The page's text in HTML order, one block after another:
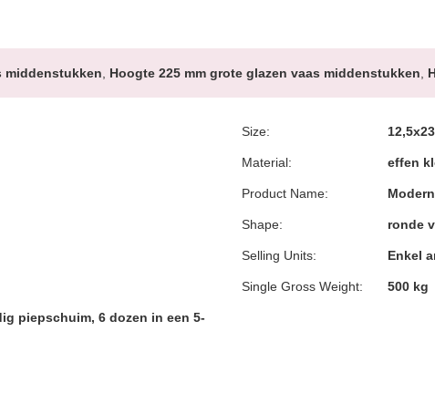
middenstukken Hoogte 225 mm grote glazen vaas middenstukken
Size:
Material: effen
Product Name:
Shape: ronde
Selling Units: Enkel
Single Gross Weight: 500 kg
piepschuim, 6 dozen in een 5-